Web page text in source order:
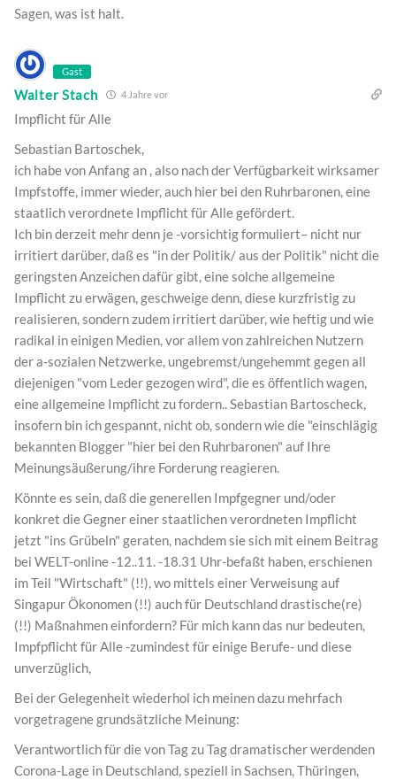
Sagen, was ist halt.
Gast
Walter Stach 4 Jahre vor
Impflicht für Alle
Sebastian Bartoschek,
ich habe von Anfang an , also nach der Verfügbarkeit wirksamer
Impfstoffe, immer wieder, auch hier bei den Ruhrbaronen, eine
staatlich verordnete Impflicht für Alle gefördert.
Ich bin derzeit mehr denn je -vorsichtig formuliert– nicht nur
irritiert darüber, daß es "in der Politik/ aus der Politik" nicht die
geringsten Anzeichen dafür gibt, eine solche allgemeine
Impflicht zu erwägen, geschweige denn, diese kurzfristig zu
realisieren, sondern zudem irritiert darüber, wie heftig und wie
radikal in einigen Medien, vor allem von zahlreichen Nutzern
der a-sozialen Netzwerke, ungebremst/ungehemmt gegen all
diejenigen "vom Leder gezogen wird", die es öffentlich wagen,
eine allgemeine Impflicht zu fordern.. Sebastian Bartoscheck,
insofern bin ich gespannt, nicht ob, sondern wie die "einschlägig
bekannten Blogger "hier bei den Ruhrbaronen" auf Ihre
Meinungsäußerung/ihre Forderung reagieren.
Könnte es sein, daß die generellen Impfgegner und/oder
konkret die Gegner einer staatlichen verordneten Impflicht
jetzt "ins Grübeln" geraten, nachdem sie sich mit einem Beitrag
bei WELT-online -12..11. -18.31 Uhr-befaßt haben, erschienen
im Teil "Wirtschaft" (!!), wo mittels einer Verweisung auf
Singapur Ökonomen (!!) auch für Deutschland drastische(re)
(!!) Maßnahmen einfordern? Für mich kann das nur bedeuten,
Impfpflicht für Alle -zumindest für einige Berufe- und diese
unverzüglich,
Bei der Gelegenheit wiederhol ich meinen dazu mehrfach
vorgetragene grundsätzliche Meinung:
Verantwortlich für die von Tag zu Tag dramatischer werdenden
Corona-Lage in Deutschland, speziell in Sachsen, Thüringen,